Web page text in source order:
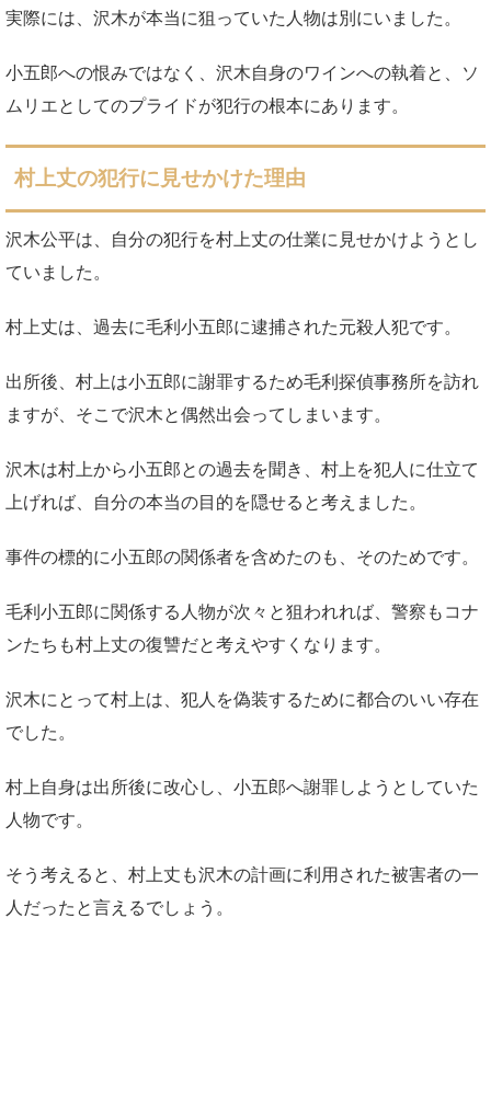
実際には、沢木が本当に狙っていた人物は別にいました。
小五郎への恨みではなく、沢木自身のワインへの執着と、ソ
ムリエとしてのプライドが犯行の根本にあります。
村上丈の犯行に見せかけた理由
沢木公平は、自分の犯行を村上丈の仕業に見せかけようとし
ていました。
村上丈は、過去に毛利小五郎に逮捕された元殺人犯です。
出所後、村上は小五郎に謝罪するため毛利探偵事務所を訪れ
ますが、そこで沢木と偶然出会ってしまいます。
沢木は村上から小五郎との過去を聞き、村上を犯人に仕立て
上げれば、自分の本当の目的を隠せると考えました。
事件の標的に小五郎の関係者を含めたのも、そのためです。
毛利小五郎に関係する人物が次々と狙われれば、警察もコナ
ンたちも村上丈の復讐だと考えやすくなります。
沢木にとって村上は、犯人を偽装するために都合のいい存在
でした。
村上自身は出所後に改心し、小五郎へ謝罪しようとしていた
人物です。
そう考えると、村上丈も沢木の計画に利用された被害者の一
人だったと言えるでしょう。